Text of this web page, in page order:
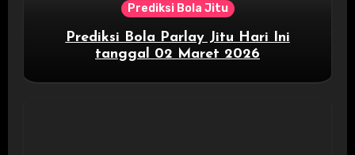
Prediksi Bola Jitu
Prediksi Bola Parlay Jitu Hari Ini
tanggal 02 Maret 2026